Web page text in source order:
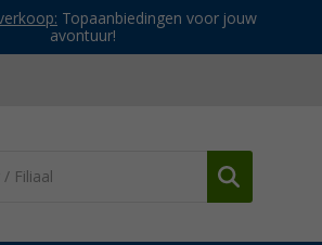
Topaanbiedingen voor jouw
avontuur!